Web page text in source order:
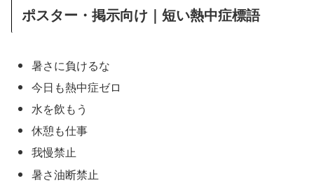
ポスター・掲示向け｜短い熱中症標語
暑さに負けるな
今日も熱中症ゼロ
水を飲もう
休憩も仕事
我慢禁止
暑さ油断禁止